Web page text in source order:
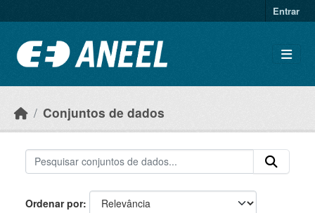
Entrar
Conjuntos de dados
Ordenar por